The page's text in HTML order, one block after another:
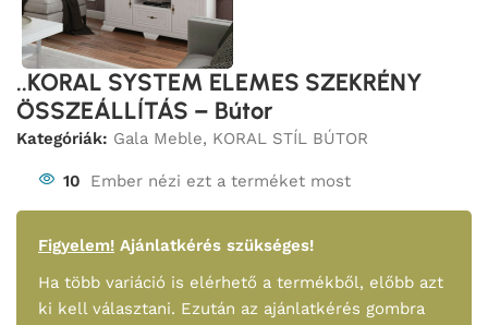
..KORAL SYSTEM ELEMES SZEKRÉNY
ÖSSZEÁLLÍTÁS – Bútor
Kategóriák: Gala Meble, KORAL STÍL BÚTOR
10 Ember nézi ezt a terméket most
Figyelem! Ajánlatkérés szükséges!
Ha több variáció is elérhető a termékből, előbb azt
ki kell választani. Ezután az ajánlatkérés gombra